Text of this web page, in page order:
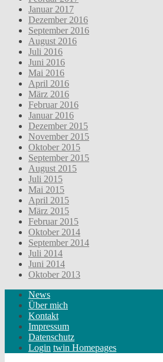
Januar 2017
Dezember 2016
September 2016
August 2016
Juli 2016
Juni 2016
Mai 2016
April 2016
März 2016
Februar 2016
Januar 2016
Dezember 2015
November 2015
Oktober 2015
September 2015
August 2015
Juli 2015
Mai 2015
April 2015
März 2015
Februar 2015
Oktober 2014
September 2014
Juli 2014
Juni 2014
Oktober 2013
News
Über mich
Kontakt
Impressum
Datenschutz
Login twin Homepages